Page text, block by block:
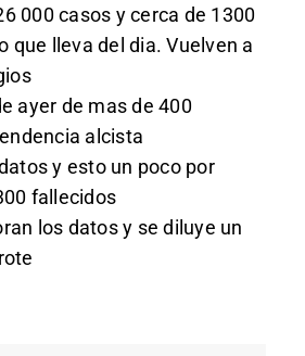
000 casos y cerca de 1300
que lleva del dia. Vuelven a
ayer de mas de 400
alcista
y esto un poco por
fallecidos
los datos y se diluye un